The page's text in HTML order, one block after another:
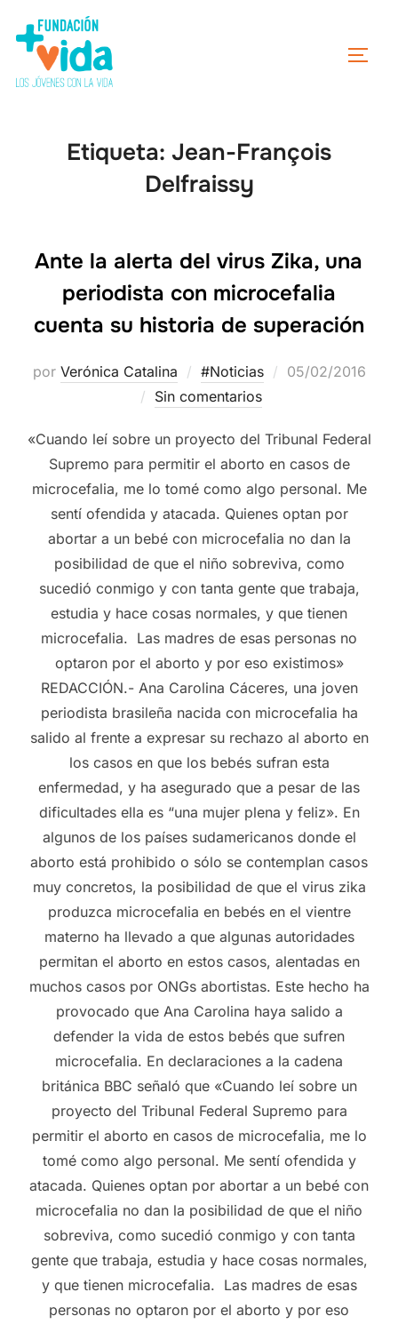
Etiqueta: Jean-François
Delfraissy
Ante la alerta del virus Zika, una
periodista con microcefalia
cuenta su historia de superación
por Verónica Catalina #Noticias
05/02/2016
Sin comentarios
«Cuando leí sobre un proyecto del Tribunal Federal
Supremo para permitir el aborto en casos de
microcefalia, me lo tomé como algo personal. Me
sentí ofendida y atacada. Quienes optan por
abortar a un bebé con microcefalia no dan la
posibilidad de que el niño sobreviva, como
sucedió conmigo y con tanta gente que trabaja,
estudia y hace cosas normales, y que tienen
microcefalia. Las madres de esas personas no
optaron por el aborto y por eso existimos»
REDACCIÓN.- Ana Carolina Cáceres, una joven
periodista brasileña nacida con microcefalia ha
salido al frente a expresar su rechazo al aborto en
los casos en que los bebés sufran esta
enfermedad, y ha asegurado que a pesar de las
dificultades ella es “una mujer plena y feliz». En
algunos de los países sudamericanos donde el
aborto está prohibido o sólo se contemplan casos
muy concretos, la posibilidad de que el virus zika
produzca microcefalia en bebés en el vientre
materno ha llevado a que algunas autoridades
permitan el aborto en estos casos, alentadas en
muchos casos por ONGs abortistas. Este hecho ha
provocado que Ana Carolina haya salido a
defender la vida de estos bebés que sufren
microcefalia. En declaraciones a la cadena
británica BBC señaló que «Cuando leí sobre un
proyecto del Tribunal Federal Supremo para
permitir el aborto en casos de microcefalia, me lo
tomé como algo personal. Me sentí ofendida y
atacada. Quienes optan por abortar a un bebé con
microcefalia no dan la posibilidad de que el niño
sobreviva, como sucedió conmigo y con tanta
gente que trabaja, estudia y hace cosas normales,
y que tienen microcefalia. Las madres de esas
personas no optaron por el aborto y por eso